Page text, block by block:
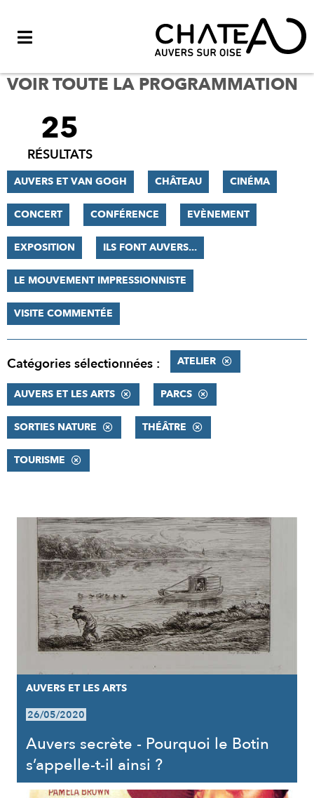
VOIR TOUTE LA PROGRAMMATION
FILTRER
RÉSULTATS
25
RÉSULTATS
AUVERS ET VAN GOGH CHÂTEAU CINÉMA
CONCERT CONFÉRENCE EVÈNEMENT
EXPOSITION ILS FONT AUVERS...
LE MOUVEMENT IMPRESSIONNISTE
VISITE COMMENTÉE
Catégories sélectionnées : ATELIER
AUVERS ET LES ARTS PARCS
SORTIES NATURE THÉÂTRE
TOURISME
RÉSULTATS
AUVERS ET LES ARTS
26/05/2020
Auvers secrète - Pourquoi le Botin
s’appelle-t-il ainsi ?